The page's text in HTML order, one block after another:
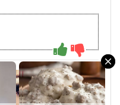
×